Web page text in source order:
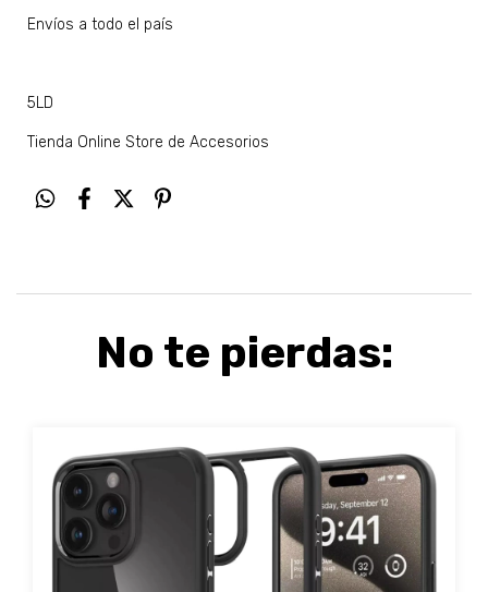
Envíos a todo el país
5LD
Tienda Online Store de Accesorios
No te pierdas: